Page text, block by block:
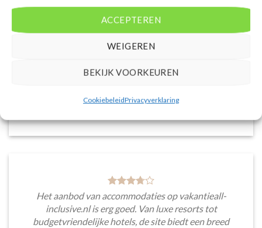
ACCEPTEREN
WEIGEREN
BEKIJK VOORKEUREN
CookiebeleidPrivacyverklaring
prijsklasse en aantal sterren. Pluspunt is de real-
time prijsinformatie en de mogelijkheid om direct op
de site te boeken. Daarnaast waardeer ik de
aanbevelingen voor bezienswaardigheden en
Het aanbod van accommodaties op vakantieall-
inclusive.nl is erg goed. Van luxe resorts tot
budgetvriendelijke hotels, de site biedt een breed